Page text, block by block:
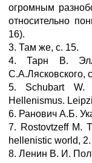
огромным
относительно
16).
3. Там же, с. 15.
4. Тарн В.
С.А.Лясковского,
5. Schubart W.
Hellenismus.
6. Ранович А.Б.
7. Rostovtzeff M.
hellenistic world,
8. Ленин В. И.